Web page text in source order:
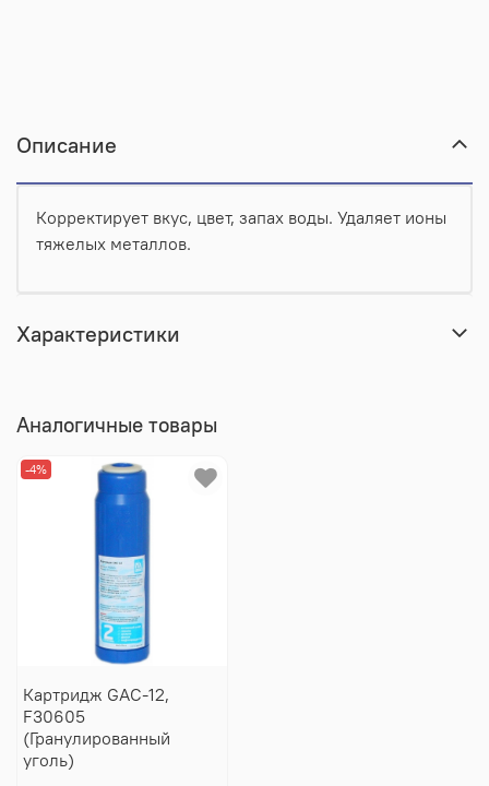
Описание
Корректирует вкус, цвет, запах воды. Удаляет ионы
тяжелых металлов.
Характеристики
Аналогичные товары
-4%
Картридж GAC-12,
F30605
(Гранулированный
уголь)